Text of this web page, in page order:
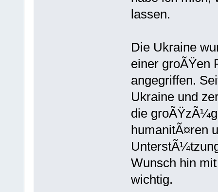
lassen.
Die Ukraine
einer groÃŸen
angegriffen.
Ukraine und
die
humanitÃ¤ren
Wunsch hin
wichtig.